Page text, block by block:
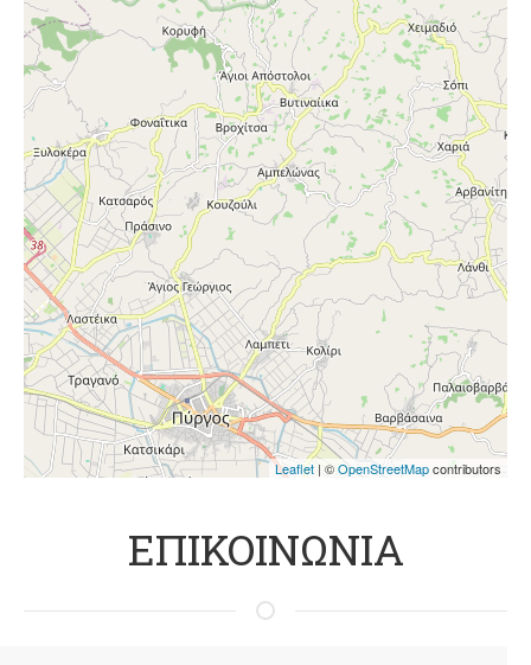
Leaflet | ©OpenStreetMapcontributors
ΕΠΙΚΟΙΝΩΝΙΑ